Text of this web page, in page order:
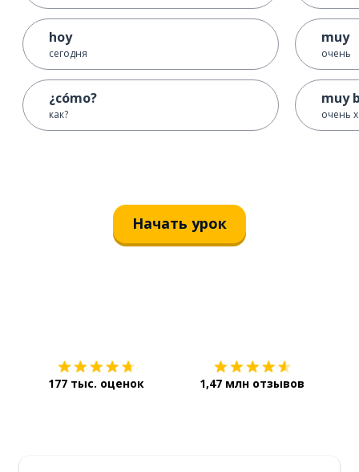
hoy
сегодня
¿cómo?
как?
muy
очень
muy
очень
Начать урок
177 тыс. оценок 1,47 млн отзывов